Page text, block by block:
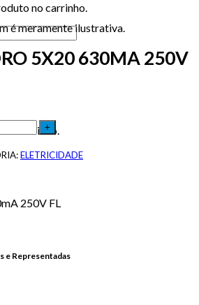
no carrinho.
no carrinho.
é meramente ilustrativa.
5X20 630MA 250V
ELETRICIDADE
250V FL
e Representadas